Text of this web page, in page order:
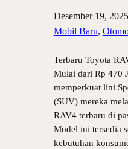
Desember 19, 2025
Mobil Baru,
Terbaru Toyota
Mulai dari Rp 470
memperkuat lini
(SUV) mereka
RAV4 terbaru di
Model ini tersedia
kebutuhan